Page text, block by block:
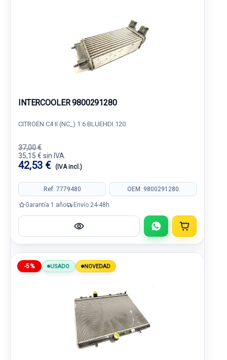
INTERCOOLER 9800291280
CITROËN C4 II (NC_) 1.6 BLUEHDI 120
37,00 €
35,15 € sin IVA.
42,53 € (IVA incl.)
Ref: 7779480 OEM: 9800291280
Garantía 1 año Envío 24-48h
-5% USADO NOVEDAD